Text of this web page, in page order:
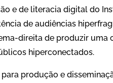
e de literacia digital do
de audiências
direita de produzir
hiperconectados.
produção e